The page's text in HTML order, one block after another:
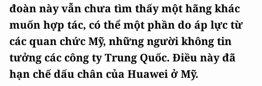
đoàn này vẫn chưa tìm thấy một hãng khác
muốn hợp tác, có thể một phần do áp lực từ
các quan chức Mỹ, những người không tin
tưởng các công ty Trung Quốc. Điều này đã
hạn chế dấu chân của Huawei ở Mỹ.